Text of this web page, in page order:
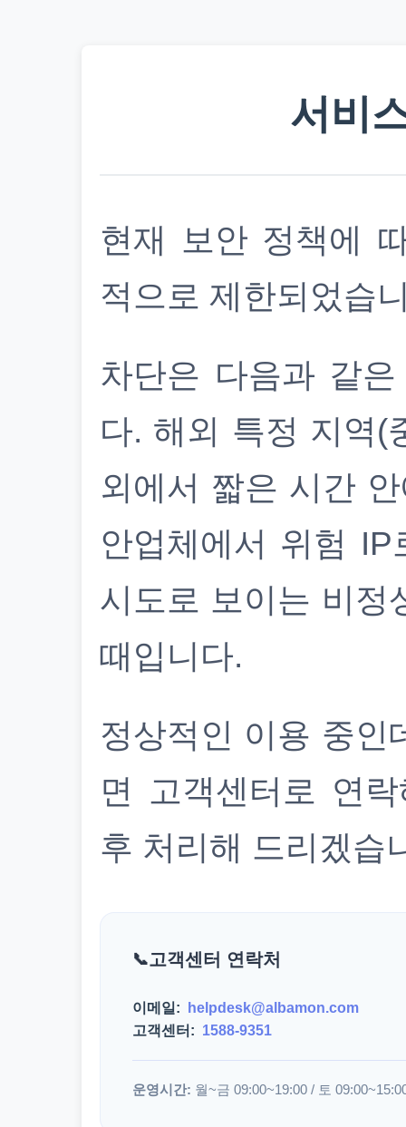
서비
현재 보안 정책에
적으로 제한되었습
차단은 다음과 같
다. 해외 특정 지역(
외에서 짧은 시간
안업체에서 위험
시도로 보이는 비정
때입니다.
정상적인 이용 중인
면 고객센터로 연
후 처리해 드리겠습
고객센터 연락처
이메일:
helpdesk@albamon.com
고객센터: 1588-9351
운영시간: 월~금 09:00~19:00 / 토